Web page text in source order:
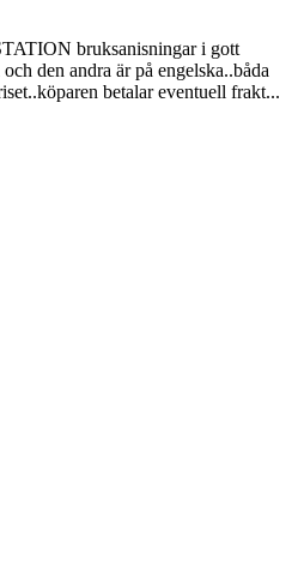
bruksanisningar i gott
den andra är på engelska..båda
betalar eventuell frakt...